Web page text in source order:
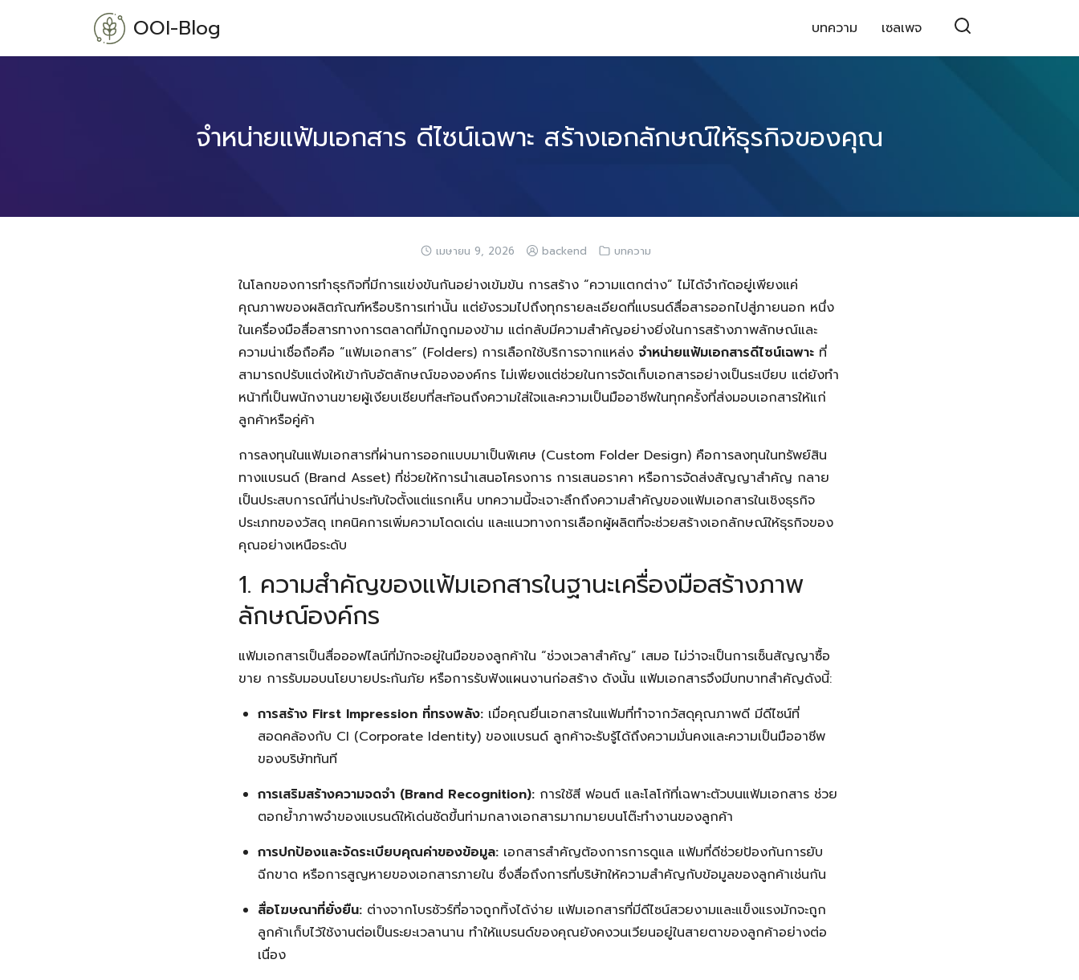
content
OOI-Blog บทความ เซลเพจ
จำหน่ายแฟ้มเอกสาร ดีไซน์เฉพาะ สร้างเอกลักษณ์ให้ธุรกิจของคุณ
เมษายน 9, 2026 backend บทความ
ในโลกของการทำธุรกิจที่มีการแข่งขันกันอย่างเข้มข้น การสร้าง “ความแตกต่าง” ไม่ได้จำกัดอยู่เพียงแค่
คุณภาพของผลิตภัณฑ์หรือบริการเท่านั้น แต่ยังรวมไปถึงทุกรายละเอียดที่แบรนด์สื่อสารออกไปสู่ภายนอก หนึ่ง
ในเครื่องมือสื่อสารทางการตลาดที่มักถูกมองข้าม แต่กลับมีความสำคัญอย่างยิ่งในการสร้างภาพลักษณ์และ
ความน่าเชื่อถือคือ “แฟ้มเอกสาร” (Folders) การเลือกใช้บริการจากแหล่ง จำหน่ายแฟ้มเอกสารดีไซน์เฉพาะ ที่
สามารถปรับแต่งให้เข้ากับอัตลักษณ์ขององค์กร ไม่เพียงแต่ช่วยในการจัดเก็บเอกสารอย่างเป็นระเบียบ แต่ยังทำ
หน้าที่เป็นพนักงานขายผู้เงียบเชียบที่สะท้อนถึงความใส่ใจและความเป็นมืออาชีพในทุกครั้งที่ส่งมอบเอกสารให้แก่
ลูกค้าหรือคู่ค้า
การลงทุนในแฟ้มเอกสารที่ผ่านการออกแบบมาเป็นพิเศษ (Custom Folder Design) คือการลงทุนในทรัพย์สิน
ทางแบรนด์ (Brand Asset) ที่ช่วยให้การนำเสนอโครงการ การเสนอราคา หรือการจัดส่งสัญญาสำคัญ กลาย
เป็นประสบการณ์ที่น่าประทับใจตั้งแต่แรกเห็น บทความนี้จะเจาะลึกถึงความสำคัญของแฟ้มเอกสารในเชิงธุรกิจ
ประเภทของวัสดุ เทคนิคการเพิ่มความโดดเด่น และแนวทางการเลือกผู้ผลิตที่จะช่วยสร้างเอกลักษณ์ให้ธุรกิจของ
คุณอย่างเหนือระดับ
1. ความสำคัญของแฟ้มเอกสารในฐานะเครื่องมือสร้างภาพ
ลักษณ์องค์กร
แฟ้มเอกสารเป็นสื่อออฟไลน์ที่มักจะอยู่ในมือของลูกค้าใน “ช่วงเวลาสำคัญ” เสมอ ไม่ว่าจะเป็นการเซ็นสัญญาซื้อ
ขาย การรับมอบนโยบายประกันภัย หรือการรับฟังแผนงานก่อสร้าง ดังนั้น แฟ้มเอกสารจึงมีบทบาทสำคัญดังนี้:
การสร้าง First Impression ที่ทรงพลัง: เมื่อคุณยื่นเอกสารในแฟ้มที่ทำจากวัสดุคุณภาพดี มีดีไซน์ที่
สอดคล้องกับ CI (Corporate Identity) ของแบรนด์ ลูกค้าจะรับรู้ได้ถึงความมั่นคงและความเป็นมืออาชีพ
ของบริษัททันที
การเสริมสร้างความจดจำ (Brand Recognition): การใช้สี ฟอนต์ และโลโก้ที่เฉพาะตัวบนแฟ้มเอกสาร ช่วย
ตอกย้ำภาพจำของแบรนด์ให้เด่นชัดขึ้นท่ามกลางเอกสารมากมายบนโต๊ะทำงานของลูกค้า
การปกป้องและจัดระเบียบคุณค่าของข้อมูล: เอกสารสำคัญต้องการการดูแล แฟ้มที่ดีช่วยป้องกันการยับ
ฉีกขาด หรือการสูญหายของเอกสารภายใน ซึ่งสื่อถึงการที่บริษัทให้ความสำคัญกับข้อมูลของลูกค้าเช่นกัน
สื่อโฆษณาที่ยั่งยืน: ต่างจากโบรชัวร์ที่อาจถูกทิ้งได้ง่าย แฟ้มเอกสารที่มีดีไซน์สวยงามและแข็งแรงมักจะถูก
ลูกค้าเก็บไว้ใช้งานต่อเป็นระยะเวลานาน ทำให้แบรนด์ของคุณยังคงวนเวียนอยู่ในสายตาของลูกค้าอย่างต่อ
เนื่อง